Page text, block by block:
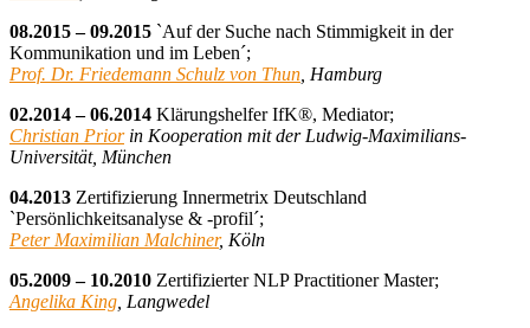
08.2015 – 09.2015 `Auf der Suche nach Stimmigkeit in der
Kommunikation und im Leben´;
Prof. Dr. Friedemann Schulz von Thun, Hamburg
02.2014 – 06.2014 Klärungshelfer IfK®, Mediator;
Christian Priorin Kooperation mit der Ludwig-Maximilians-
Universität, München
04.2013 Zertifizierung Innermetrix Deutschland
`Persönlichkeitsanalyse & -profil´;
Peter Maximilian Malchiner, Köln
05.2009 – 10.2010 Zertifizierter NLP Practitioner Master;
Angelika King, Langwedel